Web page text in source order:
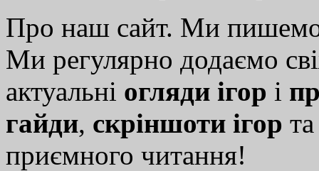
Про наш сайт. Ми
Ми регулярно додаємо
актуальні огляди ігор і
гайди, скріншоти ігор
приємного читання!